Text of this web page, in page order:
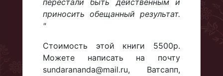
перестали быть действенным и
приносить обещанный результат.
"
Стоимость этой книги 5500р.
Можете написать на почту
sundarananda@mail.ru, Ватсапп,